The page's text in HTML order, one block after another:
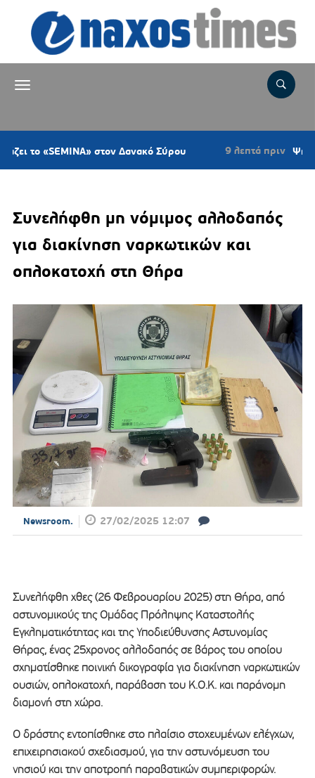
στον Δανακό Σύρου 9 λεπτά πριν Ψήφισμα του
Συνελήφθη μη νόμιμος αλλοδαπός
για διακίνηση ναρκωτικών και
οπλοκατοχή στη Θήρα
Newsroom. 27/02/2025 12:07
Συνελήφθη χθες (26 Φεβρουαρίου 2025) στη Θήρα, από
αστυνομικούς της Ομάδας Πρόληψης Καταστολής
Εγκληματικότητας και της Υποδιεύθυνσης Αστυνομίας
Θήρας, ένας 25χρονος αλλοδαπός σε βάρος του οποίου
σχηματίσθηκε ποινική δικογραφία για διακίνηση ναρκωτικών
ουσιών, οπλοκατοχή, παράβαση του Κ.Ο.Κ. και παράνομη
διαμονή στη χώρα.
Ο δράστης εντοπίσθηκε στο πλαίσιο στοχευμένων ελέγχων,
επιχειρησιακού σχεδιασμού, για την αστυνόμευση του
νησιού και την αποτροπή παραβατικών συμπεριφορών.